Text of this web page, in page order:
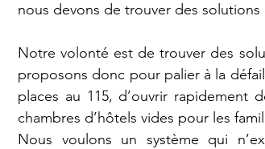
nous devons de trouver des
Notre volonté est de trouver des
proposons donc pour palier à la
places au 115, d’ouvrir rapidement
chambres d’hôtels vides pour les
Nous voulons un système qui